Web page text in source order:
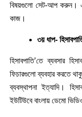
বিষয়গুলো সেট-আপ করুন।
কাজ।
৩য় ধাপ-
হিসাবপাতি’তে ব্যবসার
ফিচারগুলো ব্যবহার করতে
ব্যবস্থাপনা ইত্যাদি।
ইউটিউবে বাংলায় ডেমো